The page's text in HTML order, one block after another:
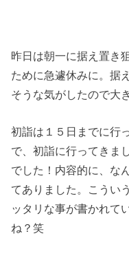
昨日は朝一に据え置き
ために急遽休みに。据
そうな気がしたので大
初詣は１５日までに行
で、初詣に行ってきま
でした！内容的に、な
てありました。こうい
ッタリな事が書かれて
ね？笑